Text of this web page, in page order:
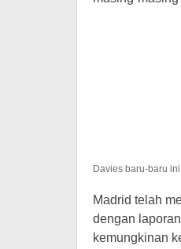
Davies baru-baru
Madrid telah
dengan
kemungkinan